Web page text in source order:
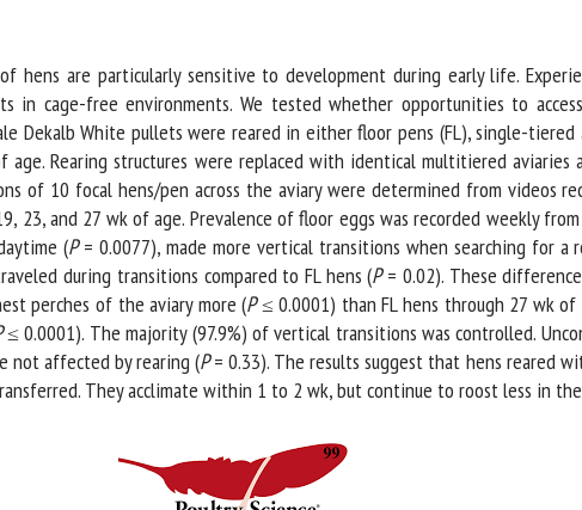
hens are particularly sensitive to development during early life.
in cage-free environments. We tested whether opportunities to
Dekalb White pullets were reared in either floor pens (FL), single-tiered
Rearing structures were replaced with identical multitiered aviaries
of 10 focal hens/pen across the aviary were determined from videos
23, and 27 wk of age. Prevalence of floor eggs was recorded weekly
( P= 0.0077), made more vertical transitions when searching for a
during transitions compared to FL hens ( P= 0.02). These
perches of the aviary more ( P≤ 0.0001) than FL hens through 27 wk of
0.0001). The majority (97.9%) of vertical transitions was controlled.
affected by rearing ( P= 0.33). The results suggest that hens reared
They acclimate within 1 to 2 wk, but continue to roost less in the